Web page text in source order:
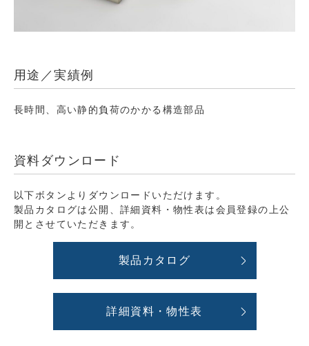
用途／実績例
長時間、高い静的負荷のかかる構造部品
資料ダウンロード
以下ボタンよりダウンロードいただけます。
製品カタログは公開、詳細資料・物性表は会員登録の上公
開とさせていただきます。
製品カタログ
詳細資料・物性表